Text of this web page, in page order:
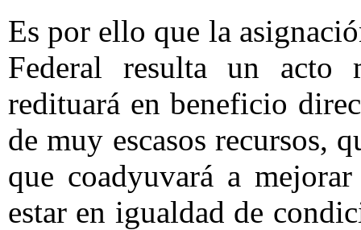
Es por ello que la
Federal resulta un acto
redituará en beneficio
de muy escasos recursos,
que coadyuvará a
estar en igualdad de